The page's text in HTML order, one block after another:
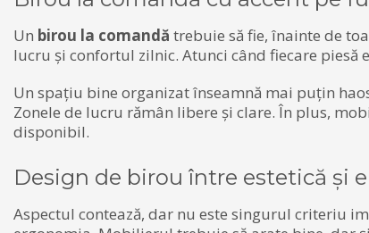
Un birou la comandă trebuie să fie, înainte de
lucru și confortul zilnic. Atunci când fiecare
Un spațiu bine organizat înseamnă mai puțin
Zonele de lucru rămân libere și clare. În plus,
disponibil.
Design de birou între estetică și
Aspectul contează, dar nu este singurul criteriu